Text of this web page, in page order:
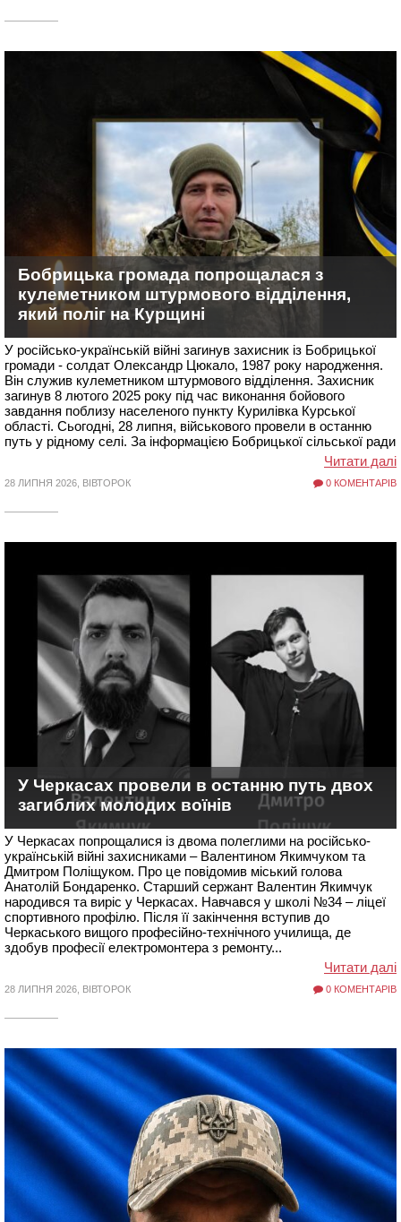
Бобрицька громада попрощалася з
кулеметником штурмового відділення,
який поліг на Курщині
У російсько-українській війні загинув захисник із Бобрицької
громади - солдат Олександр Цюкало, 1987 року народження.
Він служив кулеметником штурмового відділення. Захисник
загинув 8 лютого 2025 року під час виконання бойового
завдання поблизу населеного пункту Курилівка Курської
області. Сьогодні, 28 липня, військового провели в останню
путь у рідному селі. За інформацією Бобрицької сільської ради
Читати далі
28 ЛИПНЯ 2026, ВІВТОРОК 0 КОМЕНТАРІВ
У Черкасах провели в останню путь двох
загиблих молодих воїнів
У Черкасах попрощалися із двома полеглими на російсько-
українській війні захисниками – Валентином Якимчуком та
Дмитром Поліщуком. Про це повідомив міський голова
Анатолій Бондаренко. Старший сержант Валентин Якимчук
народився та виріс у Черкасах. Навчався у школі №34 – ліцеї
спортивного профілю. Після її закінчення вступив до
Черкаського вищого професійно-технічного училища, де
здобув професії електромонтера з ремонту...
Читати далі
28 ЛИПНЯ 2026, ВІВТОРОК 0 КОМЕНТАРІВ